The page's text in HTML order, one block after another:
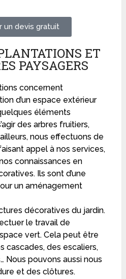
un devis gratuit
ET
PAYSAGERS
concernent
d’un espace extérieur
éléments
des arbres fruitiers,
nous effectuons de
appel à nos services,
connaissances en
Ils sont d’une
un aménagement
décoratives du jardin.
le travail de
vert. Cela peut être
cascades, des escaliers,
Nous pouvons aussi nous
et des clôtures.